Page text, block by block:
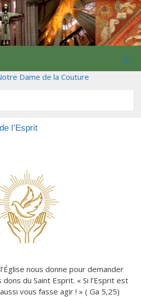
Dame de la Couture
l’Esprit
nous donne pour demander
du Saint Esprit. « Si l’Esprit est
vous fasse agir ! » ( Ga 5,25)